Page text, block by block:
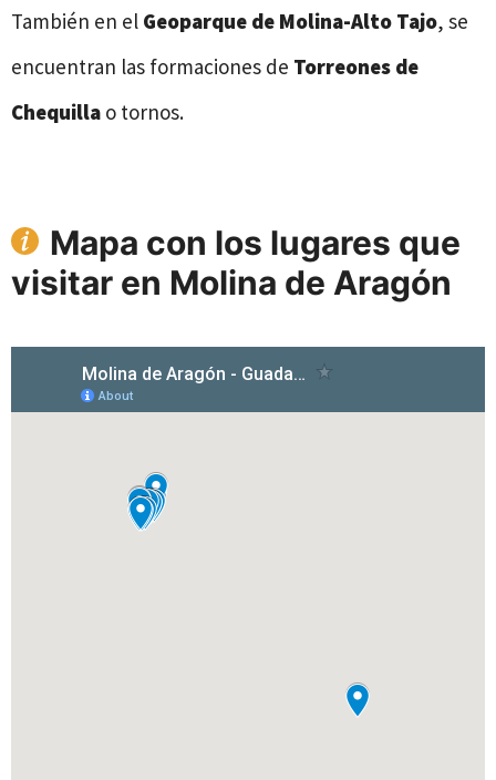
También en el Geoparque de Molina-Alto Tajo, se
encuentran las formaciones de Torreones de
Chequilla o tornos.
Mapa con los lugares que
visitar en Molina de Aragón